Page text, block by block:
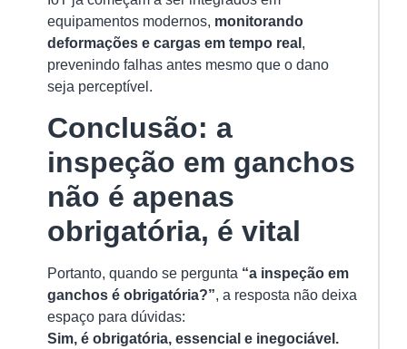
equipamentos modernos, monitorando
deformações e cargas em tempo real ,
prevenindo falhas antes mesmo que o dano
seja perceptível.
Conclusão: a
inspeção em ganchos
não é apenas
obrigatória, é vital
Portanto, quando se pergunta “a inspeção em
ganchos é obrigatória?”, a resposta não deixa
espaço para dúvidas:
Sim, é obrigatória, essencial e inegociável.